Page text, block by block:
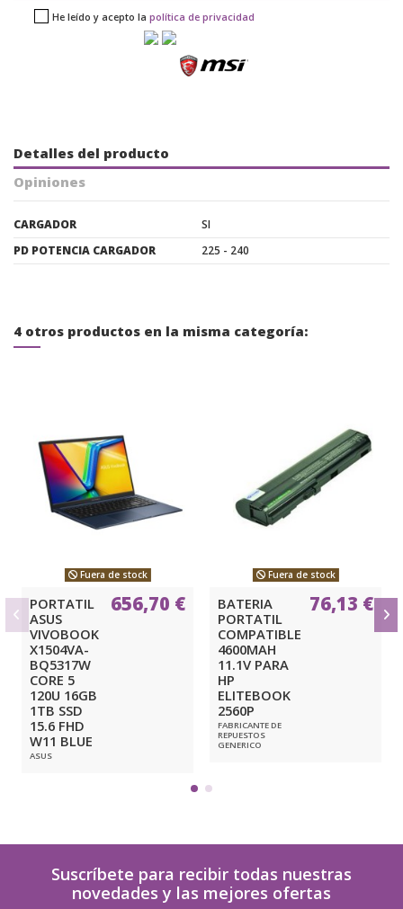
He leído y acepto la política de privacidad
Detalles del producto
Opiniones
CARGADOR
SI
PD POTENCIA CARGADOR
225 - 240
4 otros productos en la misma categoría:
Fuera de stock
PORTATIL
ASUS
VIVOBOOK
X1504VA-
BQ5317W
CORE 5
120U 16GB
1TB SSD
15.6 FHD
W11 BLUE
ASUS
656,70 €
Fuera de stock
BATERIA
PORTATIL
COMPATIBLE
4600MAH
11.1V PARA
HP
ELITEBOOK
2560P
FABRICANTE DE
REPUESTOS
GENERICO
76,13 €
Suscríbete para recibir todas nuestras
novedades y las mejores ofertas